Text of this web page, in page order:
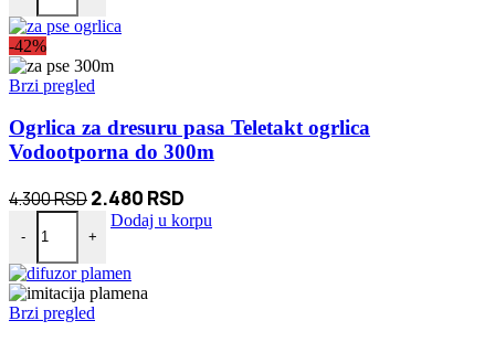
-42%
Brzi pregled
Ogrlica za dresuru pasa Teletakt ogrlica
Vodootporna do 300m
4.300RSDOriginalna
cena
je
bila:
4.300 RSD.
2.480 RSD
cena
-
Ogrlica za dresuru pasa Teletakt ogrlica Vodootporna do 300m
+
Dodaj u korpu
Brzi pregled